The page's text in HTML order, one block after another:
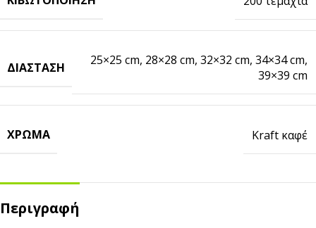
ΔΙΆΣΤΑΣΗ 25×25 cm, 28×28 cm, 32×32 cm, 34×34 cm,
39×39 cm
ΧΡΏΜΑ Kraft καφέ
Περιγραφή